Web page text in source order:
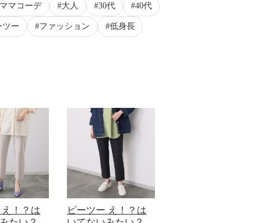
ママコーデ 大人 30代 40代
ツー ファッション 低身長
え！？は
ピーツー え！？は